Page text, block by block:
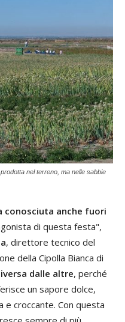
nel terreno, ma nelle sabbie
conosciuta anche fuori
di questa festa",
, direttore tecnico del
della Cipolla Bianca di
dalle altre, perché
un sapore dolce,
e croccante. Con questa